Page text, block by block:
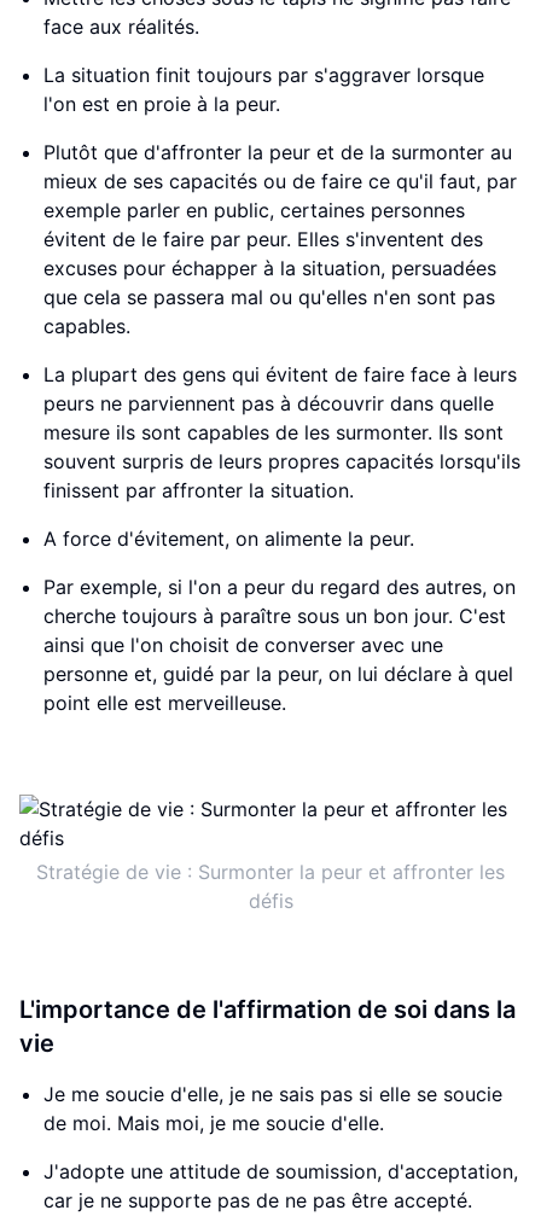
face aux réalités.
La situation finit toujours par s'aggraver lorsque
l'on est en proie à la peur.
Plutôt que d'affronter la peur et de la surmonter au
mieux de ses capacités ou de faire ce qu'il faut, par
exemple parler en public, certaines personnes
évitent de le faire par peur. Elles s'inventent des
excuses pour échapper à la situation, persuadées
que cela se passera mal ou qu'elles n'en sont pas
capables.
La plupart des gens qui évitent de faire face à leurs
peurs ne parviennent pas à découvrir dans quelle
mesure ils sont capables de les surmonter. Ils sont
souvent surpris de leurs propres capacités lorsqu'ils
finissent par affronter la situation.
A force d'évitement, on alimente la peur.
Par exemple, si l'on a peur du regard des autres, on
cherche toujours à paraître sous un bon jour. C'est
ainsi que l'on choisit de converser avec une
personne et, guidé par la peur, on lui déclare à quel
point elle est merveilleuse.
Stratégie de vie : Surmonter la peur et affronter les
défis
L'importance de l'affirmation de soi dans la
vie
Je me soucie d'elle, je ne sais pas si elle se soucie
de moi. Mais moi, je me soucie d'elle.
J'adopte une attitude de soumission, d'acceptation,
car je ne supporte pas de ne pas être accepté.